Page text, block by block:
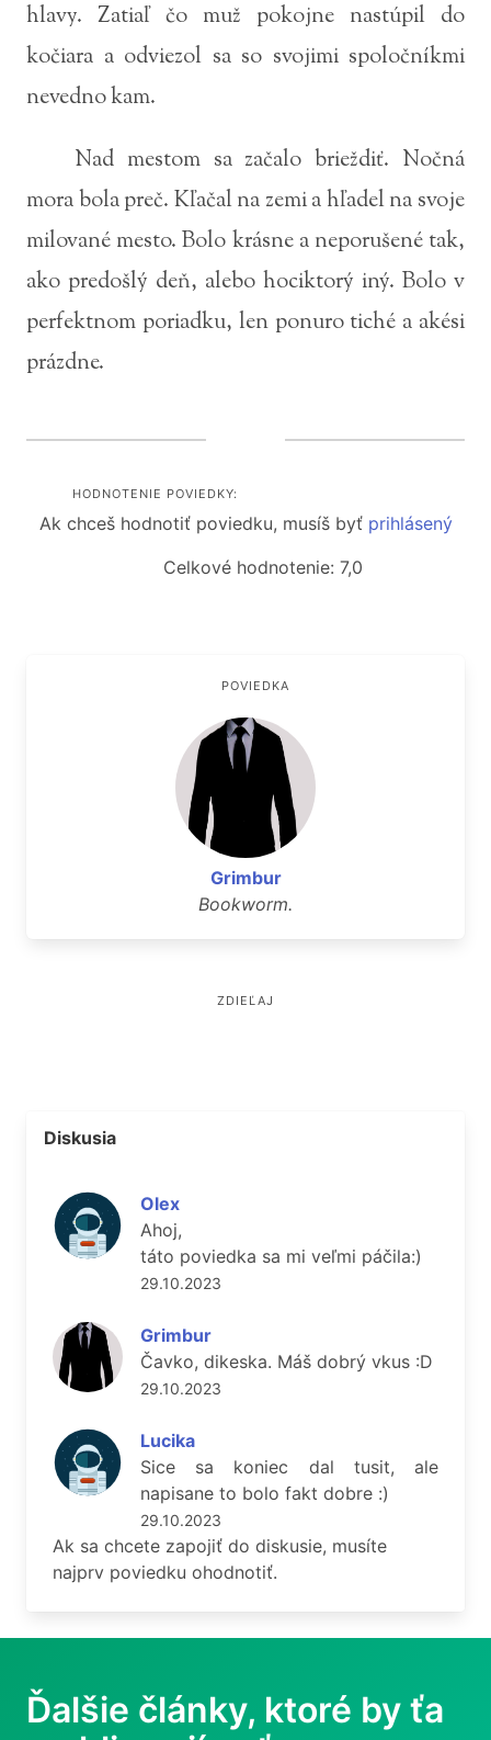
hlavy. Zatiaľ čo muž pokojne nastúpil do
kočiara a odviezol sa so svojimi spoločníkmi
nevedno kam.
Nad mestom sa začalo brieždiť. Nočná
mora bola preč. Kľačal na zemi a hľadel na svoje
milované mesto. Bolo krásne a neporušené tak,
ako predošlý deň, alebo hociktorý iný. Bolo v
perfektnom poriadku, len ponuro tiché a akési
prázdne.
HODNOTENIE POVIEDKY:
Ak chceš hodnotiť poviedku, musíš byť prihlásený
Celkové hodnotenie: 7,0
POVIEDKA
Grimbur
Bookworm.
ZDIEĽAJ
Diskusia
Olex
Ahoj,
táto poviedka sa mi veľmi páčila:)
29.10.2023
Grimbur
Čavko, dikeska. Máš dobrý vkus :D
29.10.2023
Lucika
Sice sa koniec dal tusit, ale
napisane to bolo fakt dobre :)
29.10.2023
Ak sa chcete zapojiť do diskusie, musíte
najprv poviedku ohodnotiť.
Ďalšie články, ktoré by ťa